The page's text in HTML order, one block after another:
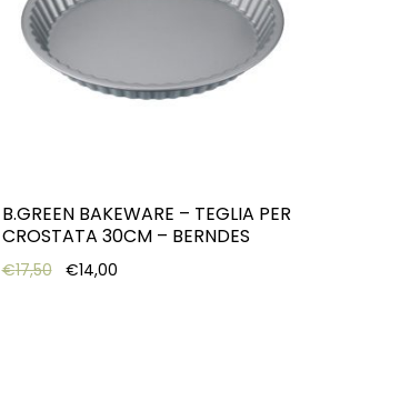
B.GREEN BAKEWARE – TEGLIA PER
CROSTATA 30CM – BERNDES
€17,50 Original price was: €17,50.
€14,00Current price is: €14,00.